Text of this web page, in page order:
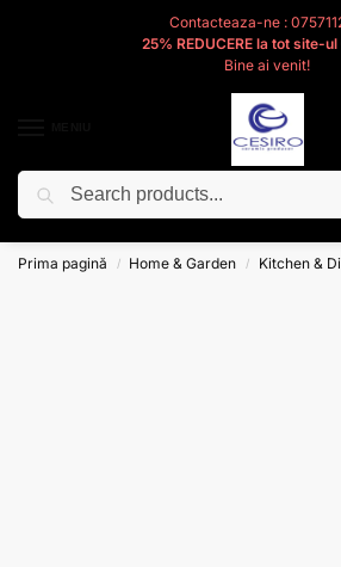
Contacteaza-ne :
25% REDUCERE la tot site-ul
Bine ai venit!
Cesiro
Prima pagină / Home & Garden / Kitchen &